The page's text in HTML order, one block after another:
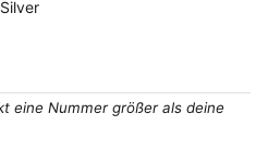
eine Nummer größer als deine